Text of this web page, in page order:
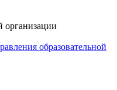
организации
образовательной